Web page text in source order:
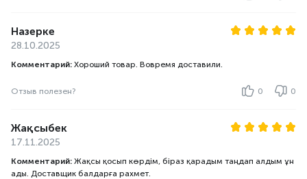
Назерке
28.10.2025
Комментарий: Хороший товар. Вовремя доставили.
Отзыв полезен? 0 0
Жақсыбек
17.11.2025
Комментарий: Жақсы қосып көрдім, біраз қарадым таңдап алдым ұн
ады. Доставщик балдарға рахмет.